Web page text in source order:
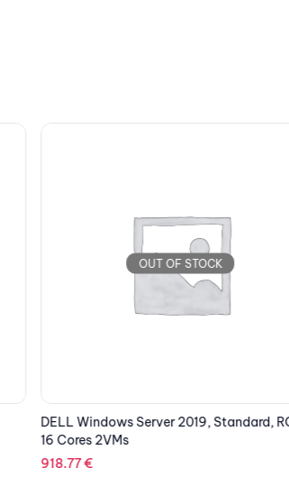
OUT OF STOCK
DELL Windows Server 2019, Standard,
16 Cores 2VMs
918.77€